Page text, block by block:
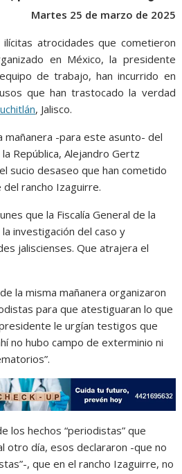
g m
Martes 25 de marzo de 2025
atrocidades que cometieron
en México, la presidente
de trabajo, han incurrido en
que han trastocado la verdad
, Jalisco.
mañanera -para este asunto- del
República, Alejandro Gertz
sucio desaseo que han cometido
rancho Izaguirre.
que la Fiscalía General de la
investigación del caso y
jaliscienses. Que atrajera el
la misma mañanera organizaron
para que atestiguaran lo que
le urgían testigos que
no hubo campo de exterminio ni
los hechos “periodistas” que
otro día, esos declararon -que no
, que en el rancho Izaguirre, no